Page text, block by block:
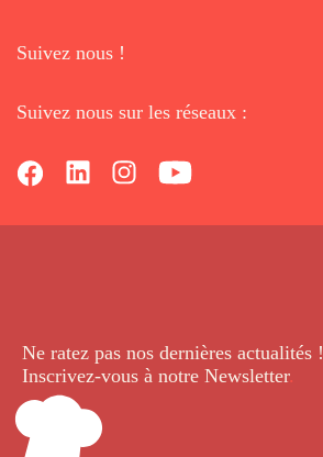
Suivez nous !
Suivez nous sur les réseaux :
Ne ratez pas nos dernières actualités !
Inscrivez-vous à notre Newsletter.